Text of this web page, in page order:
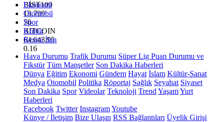
BİST100
13.799
70
BITCOIN
64.643,95
0.16
Ekonomi
Otomobil
Spor
Kültür
Resmi İlan
Hava Durumu Trafik Durumu Süper Lig Puan Durumu ve
Fikstür Tüm Manşetler Son Dakika Haberleri
Dünya Eğitim Ekonomi Gündem Hayat İslam Kültür-Sanat
Medya Otomobil Politika Röportaj Sağlık Seyahat Siyaset
Son Dakika Spor Videolar Teknoloji Trend YaşamYurt
Haberleri
Facebook Twitter InstagramYoutube
Künye / İletişim Bize Ulaşın RSS Bağlantıları Üyelik Girişi